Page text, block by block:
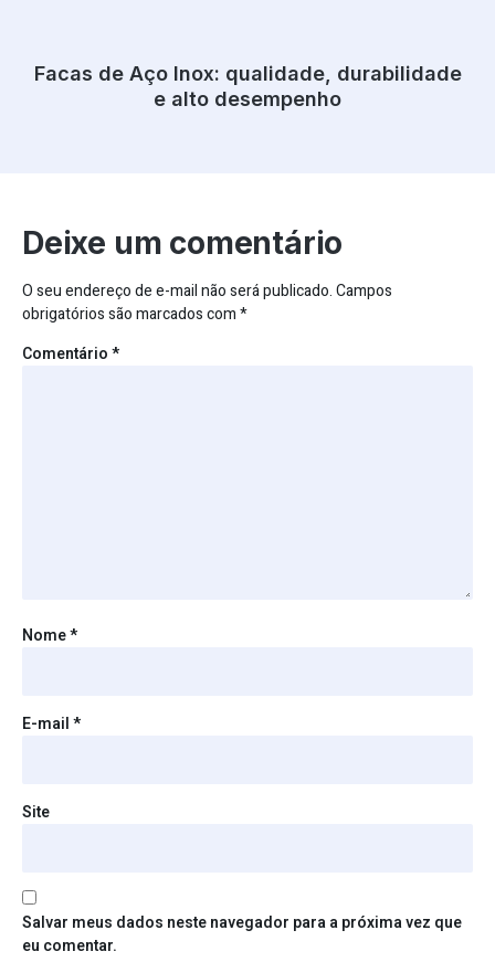
Facas de Aço Inox: qualidade, durabilidade
e alto desempenho
Deixe um comentário
O seu endereço de e-mail não será publicado.Campos
obrigatórios são marcados com*
Comentário*
Nome*
E-mail*
Site
Salvar meus dados neste navegador para a próxima vez que
eu comentar.